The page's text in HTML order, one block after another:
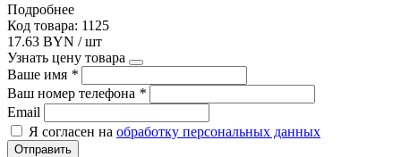
Подробнее
Код товара: 1125
17.63 BYN / шт
Узнать цену товара
Ваше имя *
Ваш номер телефона *
Email
Я согласен на обработку персональных данных
Отправить